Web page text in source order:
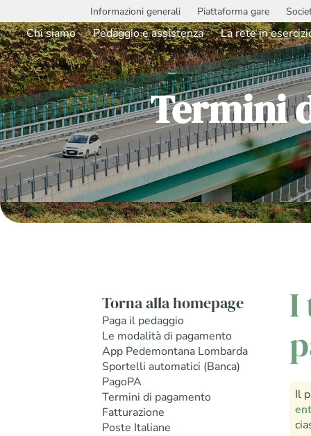
Informazioni generali Piattaforma gare
Chi siamo Pedaggio e assistenza La rete in
Termini
Torna alla homepage
Paga il pedaggio
Le modalità di pagamento
App Pedemontana Lombarda
Sportelli automatici (Banca)
PagoPA
Termini di pagamento
Fatturazione
Poste Italiane
I
Il